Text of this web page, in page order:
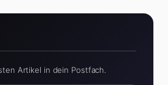
Artikel in dein Postfach.